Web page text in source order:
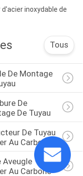
inoxydable de
Tous
De Montage
De
De Tuyau
De Tuyau
Au Carbone
Aveugle
Au Carbone